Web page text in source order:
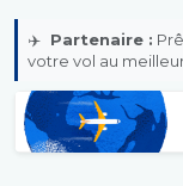
✈️ Partenaire :
votre vol au